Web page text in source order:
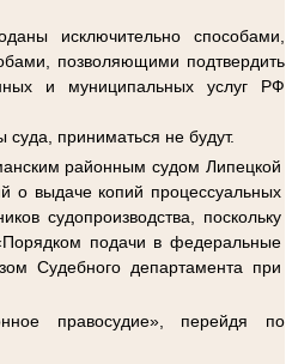
исключительно способами,
позволяющими подтвердить
и муниципальных услуг РФ
приниматься не будут.
районным судом Липецкой
о выдаче копий процессуальных
судопроизводства, поскольку
подачи в федеральные
Судебного департамента при
правосудие», перейдя по